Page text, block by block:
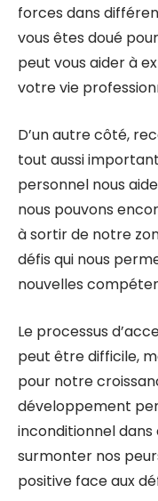
forces dans
vous êtes doué
peut vous aider à
votre vie
D’un autre côté,
tout aussi
personnel nous
nous pouvons
à sortir de notre
défis qui nous
nouvelles
Le processus
peut être difficile,
pour notre
développement
inconditionnel dans
surmonter nos
positive face aux